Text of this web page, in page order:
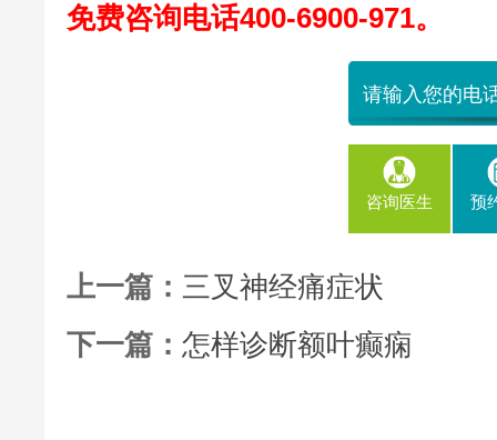
免费咨询电话400-6900-971。
咨询医生 预
上一篇： 三叉神经痛症状
下一篇： 怎样诊断额叶癫痫